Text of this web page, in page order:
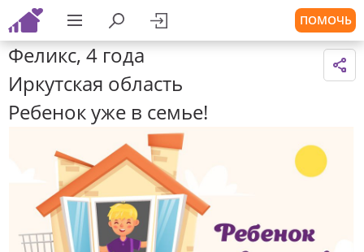
ПОМОЧЬ
Феликс, 4 года
Иркутская область
Ребенок уже в семье!